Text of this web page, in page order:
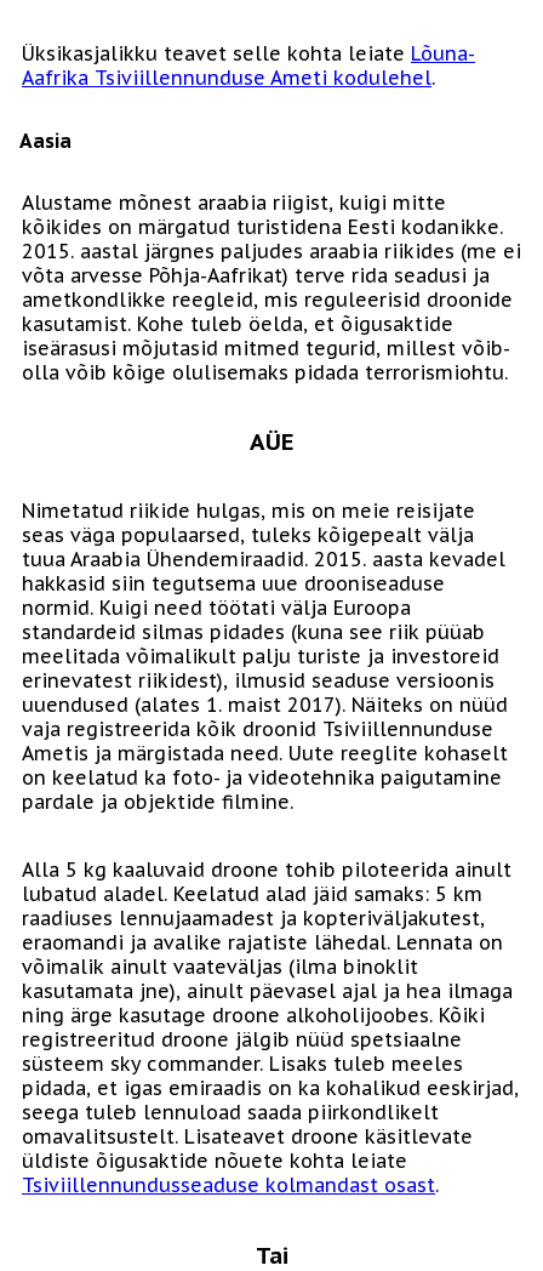
Üksikasjalikku teavet selle kohta leiate Lõuna-
Aafrika Tsiviillennunduse Ameti kodulehel.
Aasia
Alustame mõnest araabia riigist, kuigi mitte
kõikides on märgatud turistidena Eesti kodanikke.
2015. aastal järgnes paljudes araabia riikides (me ei
võta arvesse Põhja-Aafrikat) terve rida seadusi ja
ametkondlikke reegleid, mis reguleerisid droonide
kasutamist. Kohe tuleb öelda, et õigusaktide
iseärasusi mõjutasid mitmed tegurid, millest võib-
olla võib kõige olulisemaks pidada terrorismiohtu.
AÜE
Nimetatud riikide hulgas, mis on meie reisijate
seas väga populaarsed, tuleks kõigepealt välja
tuua Araabia Ühendemiraadid. 2015. aasta kevadel
hakkasid siin tegutsema uue drooniseaduse
normid. Kuigi need töötati välja Euroopa
standardeid silmas pidades (kuna see riik püüab
meelitada võimalikult palju turiste ja investoreid
erinevatest riikidest), ilmusid seaduse versioonis
uuendused (alates 1. maist 2017). Näiteks on nüüd
vaja registreerida kõik droonid Tsiviillennunduse
Ametis ja märgistada need. Uute reeglite kohaselt
on keelatud ka foto- ja videotehnika paigutamine
pardale ja objektide filmine.
Alla 5 kg kaaluvaid droone tohib piloteerida ainult
lubatud aladel. Keelatud alad jäid samaks: 5 km
raadiuses lennujaamadest ja kopteriväljakutest,
eraomandi ja avalike rajatiste lähedal. Lennata on
võimalik ainult vaateväljas (ilma binoklit
kasutamata jne), ainult päevasel ajal ja hea ilmaga
ning ärge kasutage droone alkoholijoobes. Kõiki
registreeritud droone jälgib nüüd spetsiaalne
süsteem sky commander. Lisaks tuleb meeles
pidada, et igas emiraadis on ka kohalikud eeskirjad,
seega tuleb lennuload saada piirkondlikelt
omavalitsustelt. Lisateavet droone käsitlevate
üldiste õigusaktide nõuete kohta leiate
Tsiviillennundusseaduse kolmandast osast.
Tai